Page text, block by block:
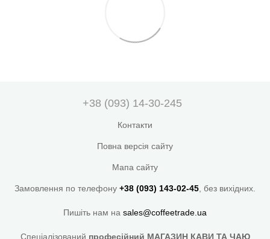
+38 (093) 14-30-245
Контакти
Повна версія сайту
Мапа сайту
Замовлення по телефону +38 (093) 143-02-45 , без вихідних.
Пишіть нам на sales@coffeetrade.ua
Спеціалізований професійний МАГАЗИН КАВИ ТА ЧАЮ